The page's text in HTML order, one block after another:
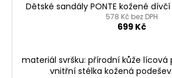
Dětské sandály PONTE kožené dívčí
578 Kč bez DPH
699 Kč
materiál svršku: přírodní kůže lícová
vnitřní stélka kožená